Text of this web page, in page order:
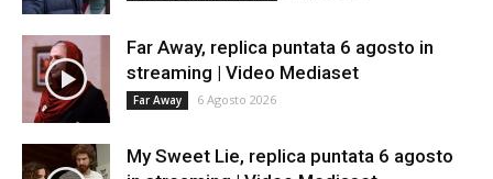
Far Away, replica puntata 6 agosto in
streaming | Video Mediaset
Far Away 6 Agosto 2026
My Sweet Lie, replica puntata 6 agosto